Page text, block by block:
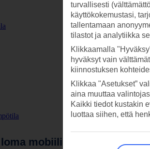
mobiilissa. Lataa TUI-
turvallisesti
käyttökokemustasi,
tallentamaan
tilastot ja analytiikka
Klikkaamalla
hyväksyt vain
kiinnostuksen
Klikkaa "Asetukset”
aina muuttaa
Kaikki tiedot kustakin
luottaa siihen, että